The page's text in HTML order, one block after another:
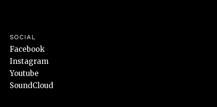
SOCIAL
Facebook
Instagram
Youtube
SoundCloud